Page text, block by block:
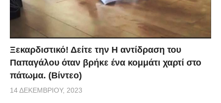
Ξεκαρδιστικό! Δείτε την Η αντίδραση του
Παπαγάλου όταν βρήκε ένα κομμάτι χαρτί στο
πάτωμα. (Βίντεο)
14 ΔΕΚΕΜΒΡΊΟΥ, 2023